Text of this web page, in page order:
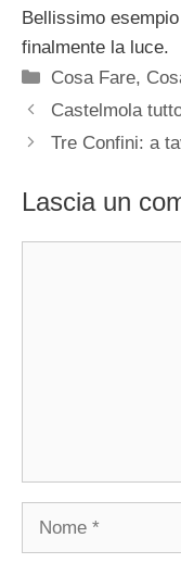
Bellissimo
finalmente la luce.
Categorie
Cosa Fare,
Castelmola
Tre Confini: a
Lascia un
Nome